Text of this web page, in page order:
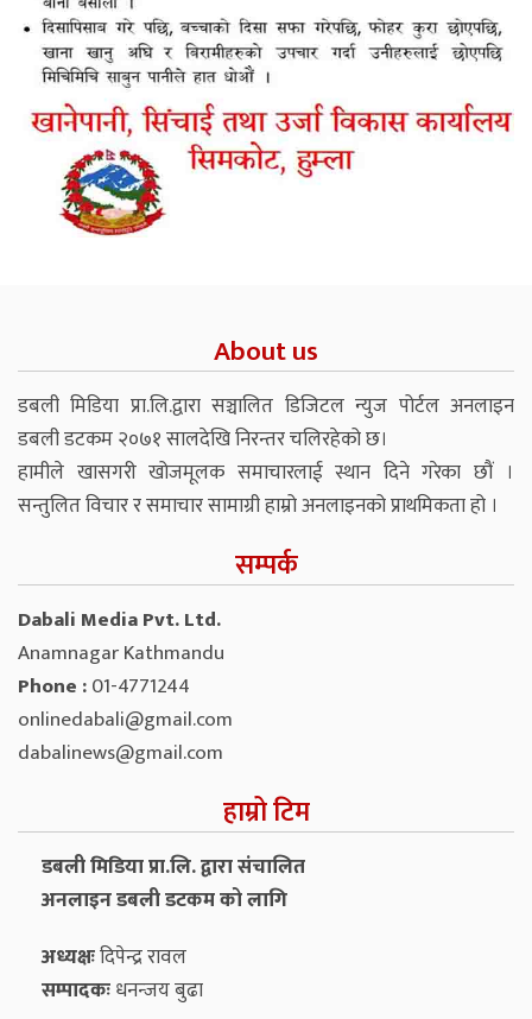
About us
डबली मिडिया प्रा.लि.द्वारा सञ्चालित डिजिटल न्युज पोर्टल अनलाइन
डबली डटकम २०७१ सालदेखि निरन्तर चलिरहेको छ।
हामीले खासगरी खोजमूलक समाचारलाई स्थान दिने गरेका छौं ।
सन्तुलित विचार र समाचार सामाग्री हाम्रो अनलाइनको प्राथमिकता हो ।
सम्पर्क
Dabali Media Pvt. Ltd.
Anamnagar Kathmandu
Phone :01-4771244
onlinedabali@gmail.com
dabalinews@gmail.com
हाम्रो टिम
डबली मिडिया प्रा.लि. द्वारा संचालित
अनलाइन डबली डटकम को लागि
अध्यक्षःदिपेन्द्र रावल
सम्पादकःधनन्‍जय बुढा